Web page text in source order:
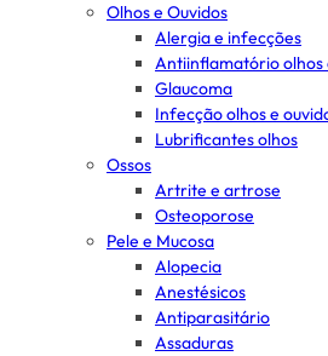
Olhos e Ouvidos
Alergia e infecções
Antiinflamatório olhos
Glaucoma
Infecção olhos e
Lubrificantes olhos
Ossos
Artrite e artrose
Osteoporose
Pele e Mucosa
Alopecia
Anestésicos
Antiparasitário
Assaduras